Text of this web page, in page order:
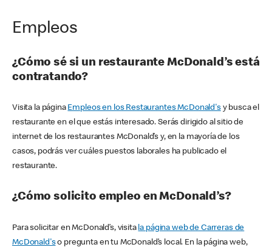
Empleos
¿Cómo sé si un restaurante McDonald’s está
contratando?
Visita la página Empleos en los Restaurantes McDonald'sy busca el
restaurante en el que estás interesado. Serás dirigido al sitio de
internet de los restaurantes McDonald’s y, en la mayoría de los
casos, podrás ver cuáles puestos laborales ha publicado el
restaurante.
¿Cómo solicito empleo en McDonald’s?
Para solicitar en McDonald’s, visita la página web de Carreras de
McDonald'so pregunta en tu McDonald’s local. En la página web,